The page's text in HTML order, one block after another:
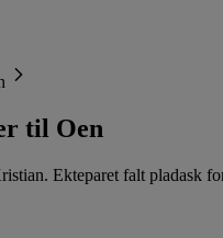
til Oen
Ekteparet falt pladask